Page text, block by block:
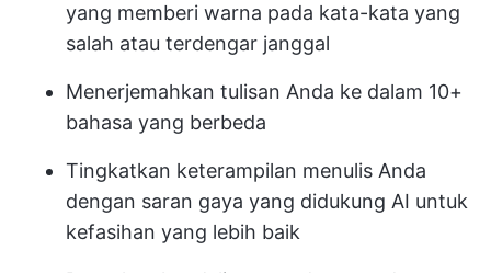
yang memberi warna pada kata-kata yang
salah atau terdengar janggal
Menerjemahkan tulisan Anda ke dalam 10+
bahasa yang berbeda
Tingkatkan keterampilan menulis Anda
dengan saran gaya yang didukung AI untuk
kefasihan yang lebih baik